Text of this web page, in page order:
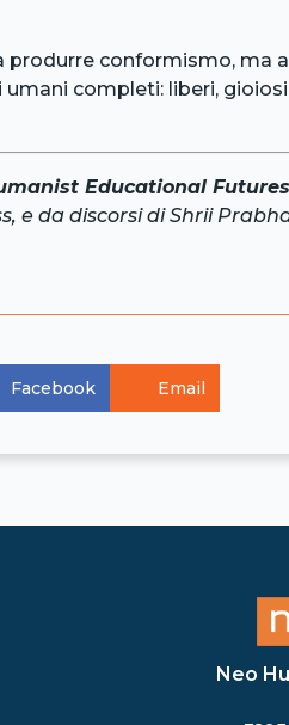
produrre conformismo, ma a
completi: liberi,
Educational
e da discorsi di Shrii
Facebook Email
Neo